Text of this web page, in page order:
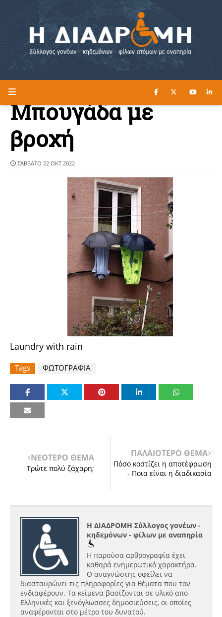
Η ΔΙΑΔΡΟΜΗ ΔΙΑΒΑΣΤΕ ΕΔΩ ►
Μπουγάδα με
βροχή
ΣΆΒΒΑΤΟ 22 ΟΚΤ 2022
Laundry with rain
Tags ΦΩΤΟΓΡΑΦΙΑ
ΝΕΟΤΕΡΟ ΘΕΜΑ
Τρώτε πολύ ζάχαρη;
ΠΑΛΑΙΟΤΕΡΟ ΘΕΜΑ
Πόσο κοστίζει η αποτέφρωση
- Ποια είναι η διαδικασία
Η ΔΙΑΔΡΟΜΗ Σύλλογος γονέων -
κηδεμόνων - φίλων με αναπηρία
Η παρούσα αρθρογραφία έχει
καθαρά ενημερωτικό χαρακτήρα.
Ο αναγνώστης οφείλει να
διασταυρώνει τις πληροφορίες για θέματα που τον
ενδιαφέρουν. Τα κείμενα βασίζονται σε υλικό από
Ελληνικές και ξενόγλωσσες δημοσιεύσεις, οι οποίες
αναφέρονται στο μέτρο του δυνατού.